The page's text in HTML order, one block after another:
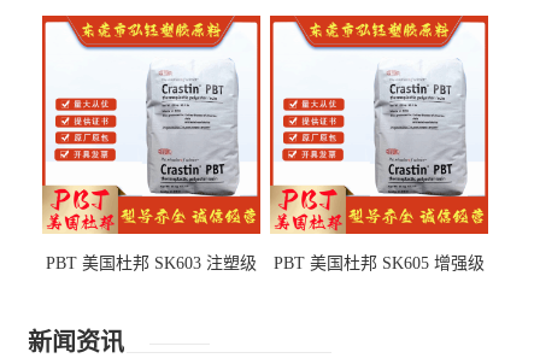
部件
PBT 美国杜邦 SK603 注塑级
PBT 美国杜邦 SK605 增强级
新闻资讯